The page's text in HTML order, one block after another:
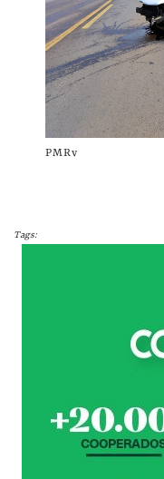
PMRv
Tags: